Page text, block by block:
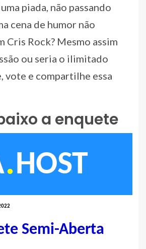
piada, não passando
cena de humor não
Cris Rock? Mesmo assim
ou seria o ilimitado
vote e compartilhe essa
a enquete
.HOST
Semi-Aberta